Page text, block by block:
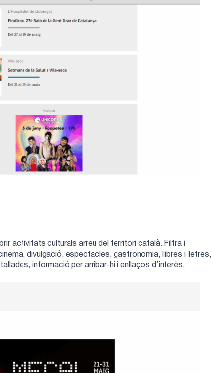
activitats culturals arreu del territori català. Filtra i
divulgació, espectacles, gastronomia, llibres i lletres,
informació per arribar-hi i enllaços d’interès.